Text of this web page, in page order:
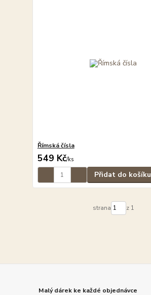
Římská čísla
549 Kč/ks
Přidat do košíku
strana z 1
Malý dárek ke každé objednávce